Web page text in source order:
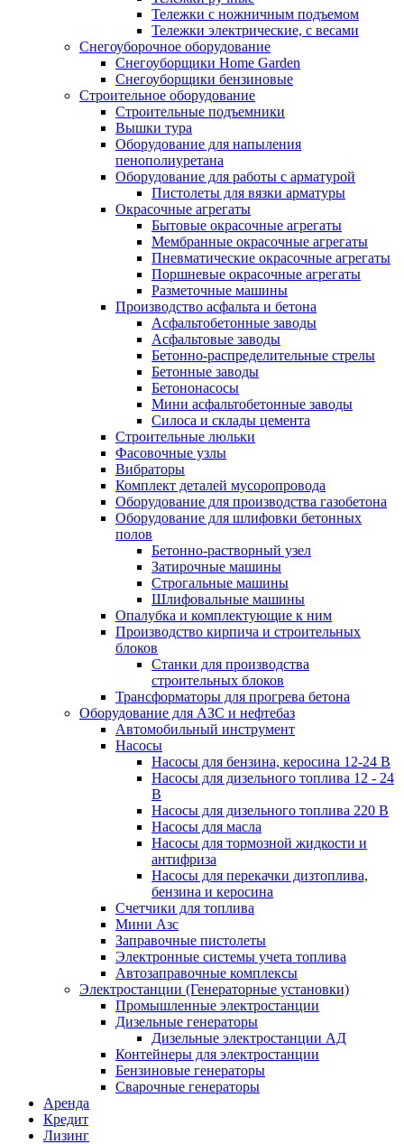
Тележки с ножничным подъемом
Тележки электрические, с весами
Снегоуборочное оборудование
Снегоуборщики Home Garden
Снегоуборщики бензиновые
Строительное оборудование
Cтроительные подъемники
Вышки тура
Оборудование для напыления
пенополиуретана
Оборудование для работы с арматурой
Пистолеты для вязки арматуры
Окрасочные агрегаты
Бытовые окрасочные агрегаты
Мембранные окрасочные агрегаты
Пневматические окрасочные агрегаты
Поршневые окрасочные агрегаты
Разметочные машины
Производство асфальта и бетона
Асфальтобетонные заводы
Асфальтовые заводы
Бетонно-распределительные стрелы
Бетонные заводы
Бетононасосы
Мини асфальтобетонные заводы
Силоса и склады цемента
Строительные люльки
Фасовочные узлы
Вибраторы
Комплект деталей мусоропровода
Оборудование для производства газобетона
Оборудование для шлифовки бетонных
полов
Бетонно-растворный узел
Затирочные машины
Строгальные машины
Шлифовальные машины
Опалубка и комплектующие к ним
Производство кирпича и строительных
блоков
Cтанки для производства
строительных блоков
Трансформаторы для прогрева бетона
Оборудование для АЗС и нефтебаз
Автомобильный инструмент
Насосы
Насосы для бензина, керосина 12-24 В
Насосы для дизельного топлива 12 - 24
В
Насосы для дизельного топлива 220 В
Насосы для масла
Насосы для тормозной жидкости и
антифриза
Насосы для перекачки дизтоплива,
бензина и керосина
Счетчики для топлива
Мини Азс
Заправочные пистолеты
Электронные системы учета топлива
Автозаправочные комплексы
Электростанции (Генераторные установки)
Промышленные электростанции
Дизельные генераторы
Дизельные электростанции АД
Контейнеры для электростанции
Бензиновые генераторы
Сварочные генераторы
Аренда
Кредит
Лизинг